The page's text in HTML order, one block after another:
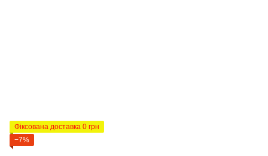
Фіксована доставка 0 грн
−7%